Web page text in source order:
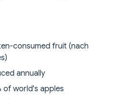
consumed fruit (nach
annually
of world's apples